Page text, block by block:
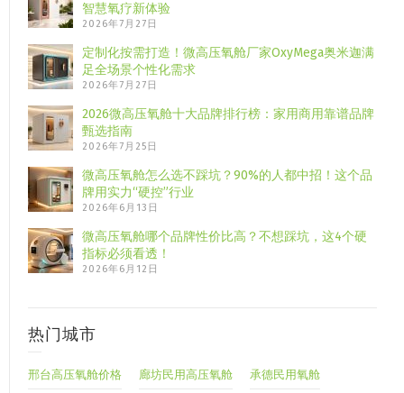
智慧氧疗新体验
2026年7月27日
定制化按需打造！微高压氧舱厂家OxyMega奥米迦满
足全场景个性化需求
2026年7月27日
2026微高压氧舱十大品牌排行榜：家用商用靠谱品牌
甄选指南
2026年7月25日
微高压氧舱怎么选不踩坑？90%的人都中招！这个品
牌用实力“硬控”行业
2026年6月13日
微高压氧舱哪个品牌性价比高？不想踩坑，这4个硬
指标必须看透！
2026年6月12日
热门城市
邢台高压氧舱价格 廊坊民用高压氧舱 承德民用氧舱